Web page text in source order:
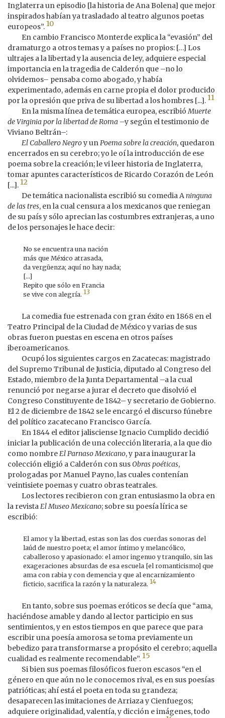
Inglaterra un episodio [la historia de Ana Bolena] que mejor
inspirados habían ya trasladado al teatro algunos poetas
europeos”. 10
En cambio Francisco Monterde explica la “evasión” del
dramaturgo a otros temas y a países no propios: […] Los
ultrajes a la libertad y la ausencia de ley, adquiere especial
importancia en la tragedia de Calderón que –no lo
olvidemos– pensaba como abogado, y había
experimentado, además en carne propia el dolor producido
por la opresión que priva de su libertad a los hombres [...]. 11
En la misma línea de temática europea, escribióMuerte
de Virginia por la libertad de Roma –y según el testimonio de
Viviano Beltrán–:
El Caballero Negroy unPoema sobre la creación, quedaron
encerrados en su cerebro; yo le oí la introducción de ese
poema sobre la creación; le vi leer historia de Inglaterra,
tomar apuntes característicos de Ricardo Corazón de León
[...]. 12
De temática nacionalista escribió su comedia Aninguna
de las tres, en la cual censura a los mexicanos que reniegan
de su país y sólo aprecian las costumbres extranjeras, a uno
de los personajes le hace decir:
No se encuentra una nación
más que México atrasada,
da vergüenza; aquí no hay nada;
[...]
Repito que sólo en Francia
se vive con alegría. 13
La comedia fue estrenada con gran éxito en 1868 en el
Teatro Principal de la Ciudad de México y varias de sus
obras fueron puestas en escena en otros países
iberoamericanos.
Ocupó los siguientes cargos en Zacatecas: magistrado
del Supremo Tribunal de Justicia, diputado al Congreso del
Estado, miembro de la Junta Departamental –a la cual
renunció por negarse a jurar el decreto que disolvió el
Congreso Constituyente de 1842– y secretario de Gobierno.
El 2 de diciembre de 1842 se le encargó el discurso fúnebre
del político zacatecano Francisco García.
En 1844 el editor jalisciense Ignacio Cumplido decidió
iniciar la publicación de una colección literaria, a la que dio
como nombreEl Parnaso Mexicano, y para inaugurar la
colección eligió a Calderón con susObras poéticas,
prologadas por Manuel Payno, las cuales contenían
veintisiete poemas y cuatro obras teatrales.
Los lectores recibieron con gran entusiasmo la obra en
la revistaEl Museo Mexicano; sobre su poesía lírica se
escribió:
El amor y la libertad, estas son las dos cuerdas sonoras del
laúd de nuestro poeta; el amor íntimo y melancólico,
caballeroso y apasionado: el amor ingenuo y tranquilo, sin las
exageraciones absurdas de esa escuela [el romanticismo] que
ama con rabia y con demencia y que al encarnizamiento
ficticio, sacrifica la razón y la naturaleza. 14
En tanto, sobre sus poemas eróticos se decía que “ama,
haciéndose amable y dando al lector participio en sus
sentimientos, y en estos tiempos en que parece que para
escribir una poesía amorosa se toma previamente un
bebedizo para transformarse a propósito el cerebro; aquella
cualidad es realmente recomendable”. 15
Si bien sus poemas filosóficos fueron escasos “en el
género en que aún no le conocemos rival, es en sus poesías
patrióticas; ahí está el poeta en toda su grandeza;
desaparecen las imitaciones de Arriaza y Cienfuegos;
adquiere originalidad, valentía, y dicción e imágenes, todo